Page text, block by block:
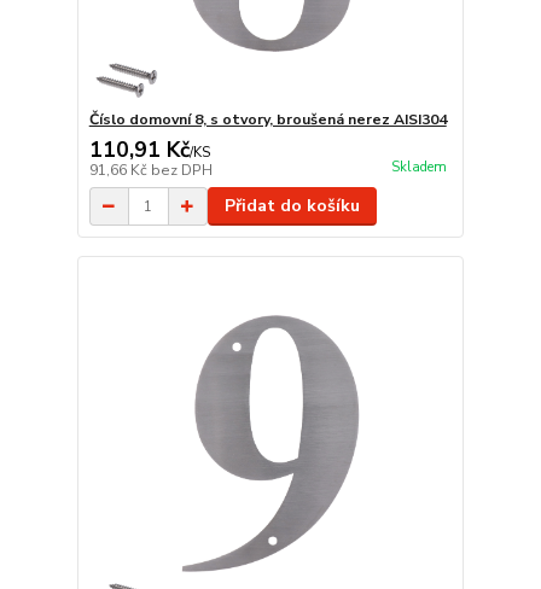
Číslo domovní 8, s otvory, broušená nerez AISI304
110,91 Kč/KS
91,66 Kč bez DPH Skladem
Přidat do košíku